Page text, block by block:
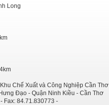
Long
Chế Xuất và Công Nghiệp Cần Thơ
Đạo - Quận Ninh Kiều - Cần Thơ
Fax: 84.71.830773 -